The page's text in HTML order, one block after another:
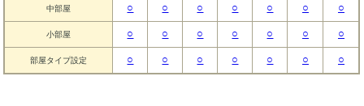
中部屋 ○ ○ ○ ○ ○ ○ ○
小部屋 ○ ○ ○ ○ ○ ○ ○
部屋タイプ設定 ○ ○ ○ ○ ○ ○ ○